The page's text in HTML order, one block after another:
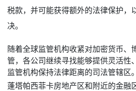
税款，并可能获得额外的法律保护，
决。
随着全球监管机构收紧对加密货币、
管，各公司继续寻找能够提供灵活性
监管机构保持法律距离的司法管辖区。
蓬塔帕西菲卡房地产区和附近的金融